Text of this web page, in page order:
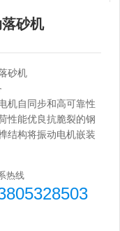
砂机
砂机
机自同步和高可靠性
性能优良抗脆裂的钢
结构将振动电机嵌装
热线